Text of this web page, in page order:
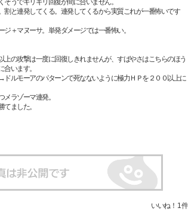
うでギリギリ回復が間に合いません。
割と連発してくる。連発してくるから実質これが一番怖いです
＋マヌーサ。単発ダメージでは一番怖い。
の攻撃は一度に回復しきれませんが、すばやさはこちらのほう
います。
ルモーアのパターンで死なないように極力ＨＰを２００以上に
ラゾーマ連発。
ました。
いいね！ 1件